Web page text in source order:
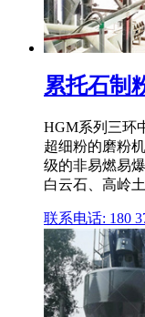
累托石制
HGM系列三环
超细粉的磨粉
级的非易燃易
白云石、高岭
联系电话: 180